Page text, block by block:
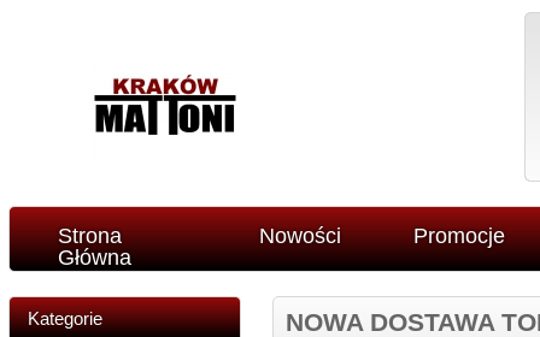
Strona
Główna
Nowości Promocje
Kategorie NOWA DOSTAWA